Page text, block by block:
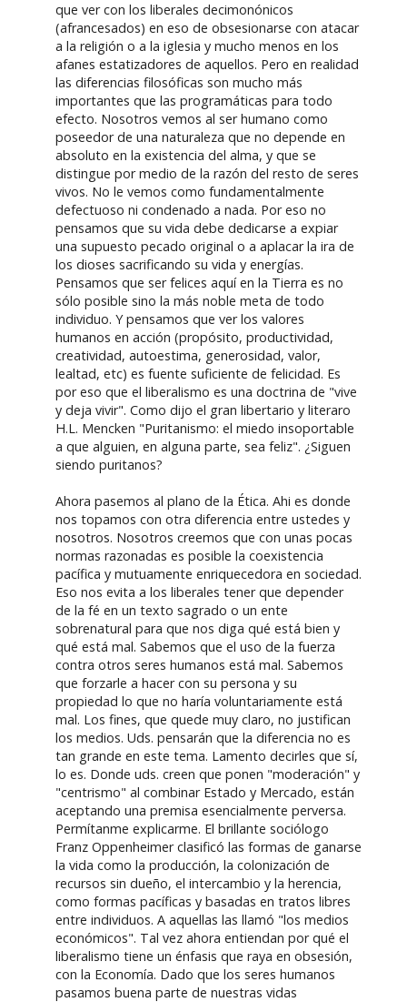
que ver con los liberales decimonónicos
(afrancesados) en eso de obsesionarse con atacar
a la religión o a la iglesia y mucho menos en los
afanes estatizadores de aquellos. Pero en realidad
las diferencias filosóficas son mucho más
importantes que las programáticas para todo
efecto. Nosotros vemos al ser humano como
poseedor de una naturaleza que no depende en
absoluto en la existencia del alma, y que se
distingue por medio de la razón del resto de seres
vivos. No le vemos como fundamentalmente
defectuoso ni condenado a nada. Por eso no
pensamos que su vida debe dedicarse a expiar
una supuesto pecado original o a aplacar la ira de
los dioses sacrificando su vida y energías.
Pensamos que ser felices aquí en la Tierra es no
sólo posible sino la más noble meta de todo
individuo. Y pensamos que ver los valores
humanos en acción (propósito, productividad,
creatividad, autoestima, generosidad, valor,
lealtad, etc) es fuente suficiente de felicidad. Es
por eso que el liberalismo es una doctrina de "vive
y deja vivir". Como dijo el gran libertario y literaro
H.L. Mencken "Puritanismo: el miedo insoportable
a que alguien, en alguna parte, sea feliz". ¿Siguen
siendo puritanos?
Ahora pasemos al plano de la Ética. Ahi es donde
nos topamos con otra diferencia entre ustedes y
nosotros. Nosotros creemos que con unas pocas
normas razonadas es posible la coexistencia
pacífica y mutuamente enriquecedora en sociedad.
Eso nos evita a los liberales tener que depender
de la fé en un texto sagrado o un ente
sobrenatural para que nos diga qué está bien y
qué está mal. Sabemos que el uso de la fuerza
contra otros seres humanos está mal. Sabemos
que forzarle a hacer con su persona y su
propiedad lo que no haría voluntariamente está
mal. Los fines, que quede muy claro, no justifican
los medios. Uds. pensarán que la diferencia no es
tan grande en este tema. Lamento decirles que sí,
lo es. Donde uds. creen que ponen "moderación" y
"centrismo" al combinar Estado y Mercado, están
aceptando una premisa esencialmente perversa.
Permítanme explicarme. El brillante sociólogo
Franz Oppenheimer clasificó las formas de ganarse
la vida como la producción, la colonización de
recursos sin dueño, el intercambio y la herencia,
como formas pacíficas y basadas en tratos libres
entre individuos. A aquellas las llamó "los medios
económicos". Tal vez ahora entiendan por qué el
liberalismo tiene un énfasis que raya en obsesión,
con la Economía. Dado que los seres humanos
pasamos buena parte de nuestras vidas